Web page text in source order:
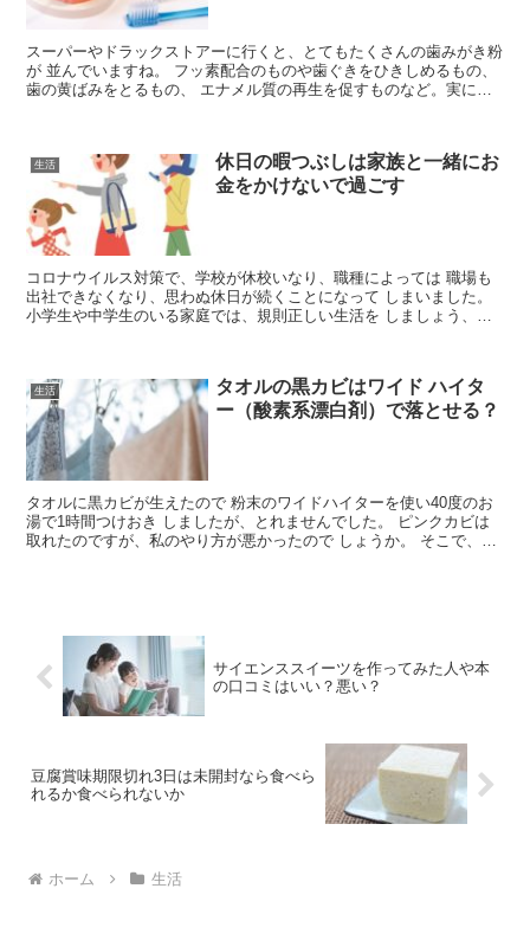
スーパーやドラックストアーに行くと、とてもたくさんの歯みがき粉
が 並んでいますね。 フッ素配合のものや歯ぐきをひきしめるもの、
歯の黄ばみをとるもの、 エナメル質の再生を促すものなど。実に
生活
休日の暇つぶしは家族と一緒にお
金をかけないで過ごす
コロナウイルス対策で、学校が休校いなり、職種によっては 職場も
出社できなくなり、思わぬ休日が続くことになって しまいました。
小学生や中学生のいる家庭では、規則正しい生活を しましょう、と
生活
タオルの黒カビはワイド ハイタ
ー（酸素系漂白剤）で落とせる？
タオルに黒カビが生えたので 粉末のワイドハイターを使い40度のお
湯で1時間つけおき しましたが、とれませんでした。 ピンクカビは
取れたのですが、私のやり方が悪かったので しょうか。 そこで、ど
サイエンススイーツを作ってみた人や本
の口コミはいい？悪い？
豆腐賞味期限切れ3日は未開封なら食べら
れるか食べられないか
ホーム 生活